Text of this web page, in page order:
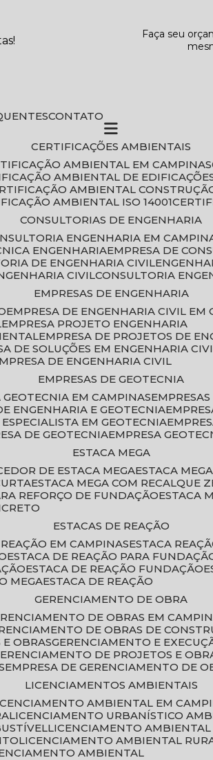
Faça seu
CONTATO
CERTIFICAÇÕES AMBIENTAIS
AMBIENTAL EM CAMPINAS
AMBIENTAL DE
AMBIENTAL
AMBIENTAL ISO 14001
CONSULTORIAS DE ENGENHARIA
ENGENHARIA EM
ENGENHARIA EMPRESA DE
DE ENGENHARIA CIVIL
CIVIL CONSULTORIA
EMPRESAS DE ENGENHARIA
EMPRESA DE ENGENHARIA CIVIL EM
EMPRESA PROJETO ENGENHARIA
EMPRESA DE PROJETOS DE
DE SOLUÇÕES EM ENGENHARIA
EMPRESA DE ENGENHARIA CIVIL
EMPRESAS DE GEOTECNIA
GEOTECNIA EM CAMPINAS
ENGENHARIA E GEOTECNIA
ESPECIALISTA EM GEOTECNIA
DE GEOTECNIA EMPRESA
ESTACA MEGA
DE ESTACA MEGA ESTACA
ESTACA MEGA COM RECALQUE
REFORÇO DE FUNDAÇÃO
ESTACA
ESTACAS DE REAÇÃO
REAÇÃO EM CAMPINAS
ESTACA
ESTACA DE REAÇÃO PARA
ESTACA DE REAÇÃO FUNDAÇÃO
MEGA ESTACA DE REAÇÃO
GERENCIAMENTO DE OBRA
DE OBRAS EM
DE OBRAS DE
E OBRAS
GERENCIAMENTO E
GERENCIAMENTO DE PROJETOS E
EMPRESA DE GERENCIAMENTO DE
LICENCIAMENTOS AMBIENTAIS
AMBIENTAL EM
LICENCIAMENTO URBANÍSTICO
LICENCIAMENTO
LICENCIAMENTO AMBIENTAL
AMBIENTAL